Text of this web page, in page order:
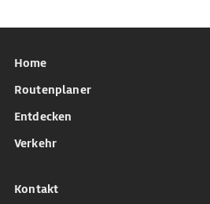
Home
Routenplaner
Entdecken
Verkehr
Kontakt